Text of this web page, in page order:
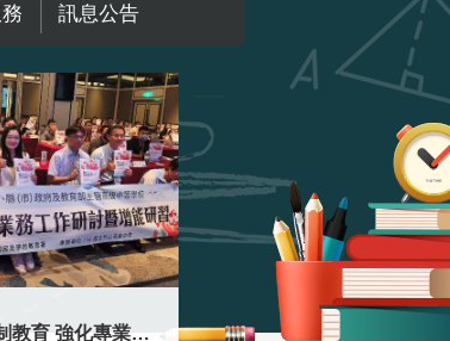
訊息公告
落實校園霸凌防制教育 強化專業知能